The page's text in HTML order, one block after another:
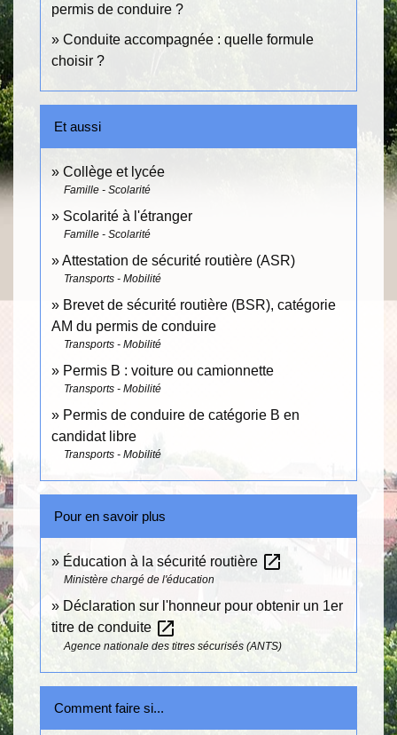
permis de conduire ?
Conduite accompagnée : quelle formule
choisir ?
Et aussi
Collège et lycée
Famille - Scolarité
Scolarité à l'étranger
Famille - Scolarité
Attestation de sécurité routière (ASR)
Transports - Mobilité
Brevet de sécurité routière (BSR), catégorie
AM du permis de conduire
Transports - Mobilité
Permis B : voiture ou camionnette
Transports - Mobilité
Permis de conduire de catégorie B en
candidat libre
Transports - Mobilité
Pour en savoir plus
Éducation à la sécurité routière open_in_new
Ministère chargé de l'éducation
Déclaration sur l'honneur pour obtenir un 1er
titre de conduite open_in_new
Agence nationale des titres sécurisés (ANTS)
Comment faire si...